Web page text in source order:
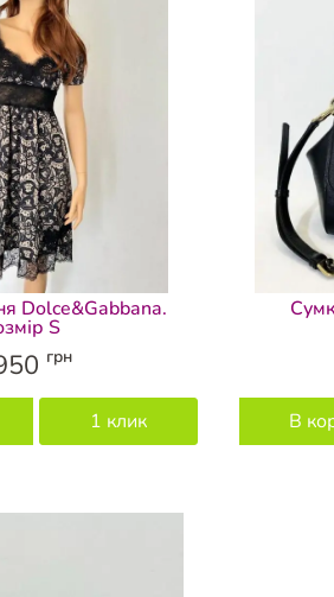
Dolce&Gabbana.
S
грн
1 клик В